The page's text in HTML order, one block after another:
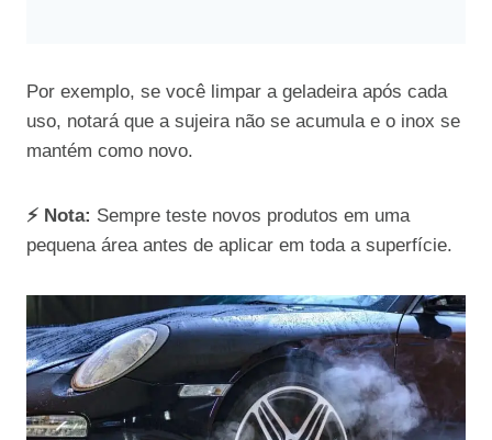
Por exemplo, se você limpar a geladeira após cada
uso, notará que a sujeira não se acumula e o inox se
mantém como novo.
⚡ Nota: Sempre teste novos produtos em uma
pequena área antes de aplicar em toda a superfície.